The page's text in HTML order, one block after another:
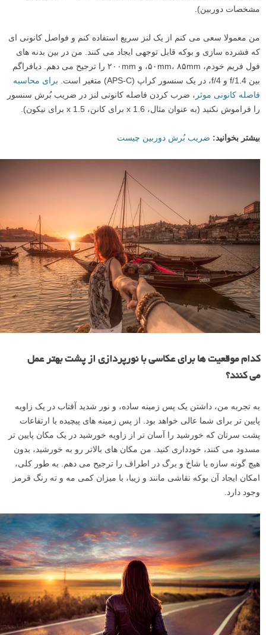
مشخصات دوربین).
من معمولا سعی می کنم از یک لنز سریع استفاده کنم و فواصل کانونی ای
که فشرده سازی و بوکه قابل توجهی ایجاد می کنند. من در بین بدنه های
فول فریم خودم، ۵۰mm، ۸۵mm، و ۲۰۰mm را ترجیح می دهم. دیافراگم
بین f/1.4 و f/4، در یک سنسور کراپ (APS-C) متغیر است.
برای محاسبه
فاصله کانونی موثر ، ضرب کردن فاصله کانونی لنز در ضریب بُرش سنسور
را فراموش نکنید (به عنوان مثال، x 1.6 برای کانن، x 1.5 برای نیکون).
بیشتر بخوانید: ضریب بُرش دوربین چیست
کدام موقعیت ها برای عکاسی با نورپردازی از پشت بهتر عمل
می کنند؟
به تجربه من، داشتن یک پس زمینه ساده، و نور شدید آفتاب در یک زاویه
پایین تر برای شما عالی خواهد بود. از پس زمینه های پیچیده با ارتفاعات
پشت سرتان که خورشید را آسان تر از زاویه خورشید در یک مکان پایین تر
مسدود می کنند، خودداری کنید. من مکان های بالاتر رو به خورشید، بدون
هیچ گونه سازه یا شاخ و برگ در اطراف را ترجیح می دهم. به طور کلی،
امکان ایجاد آن بوکه نقاشی مانند و زیبا، با میزان کمی مه و ته رنگ قرمز
وجود دارد.